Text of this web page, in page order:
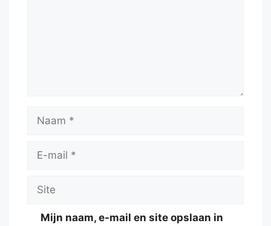
Naam
Site
Mijn naam, e-mail en site opslaan in